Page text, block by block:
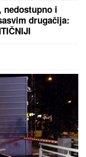
nedostupno i
drugačija: